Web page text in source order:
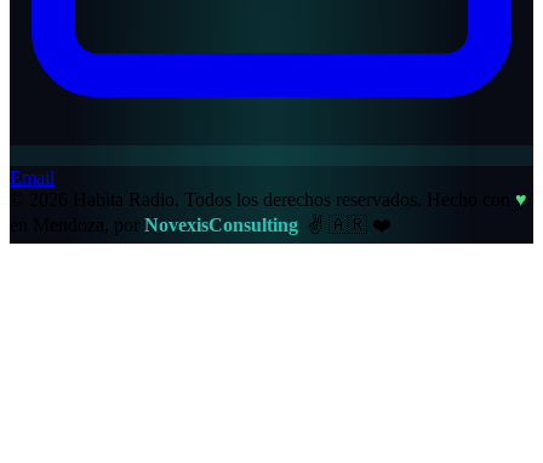
Email
© 2026 Habita Radio. Todos los derechos reservados.
Hecho con ♥
en Mendoza, por NovexisConsulting ✌️ 🇦🇷 ❤️